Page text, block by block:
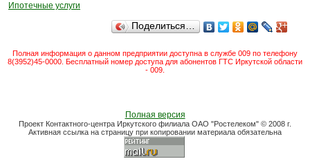
Ипотечные услуги
Поделиться…
Полная информация о данном предприятии доступна в службе 009 по телефону
8(3952)45-0000. Бесплатный номер доступа для абонентов ГТС Иркутской области
- 009.
Полная версия
Проект Контактного-центра Иркутского филиала ОАО "Ростелеком" © 2008 г.
Активная ссылка на страницу при копировании материала обязательна